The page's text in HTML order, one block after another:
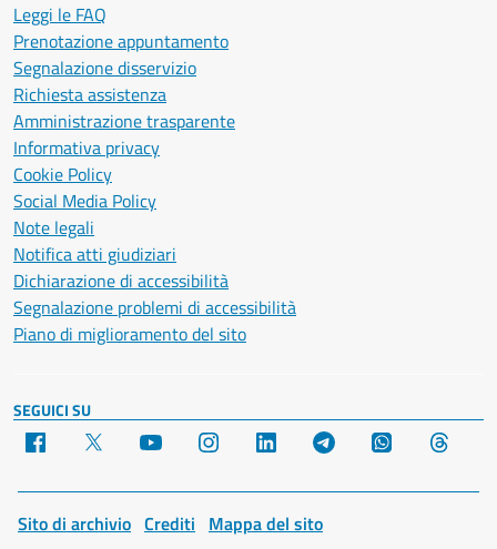
Leggi le FAQ
Prenotazione appuntamento
Segnalazione disservizio
Richiesta assistenza
Amministrazione trasparente
Informativa privacy
Cookie Policy
Social Media Policy
Note legali
Notifica atti giudiziari
Dichiarazione di accessibilità
Segnalazione problemi di accessibilità
Piano di miglioramento del sito
SEGUICI SU
Facebook YouTube Instagram LinkedIn Telegram WhatsApp
Sito di archivio Crediti Mappa del sito